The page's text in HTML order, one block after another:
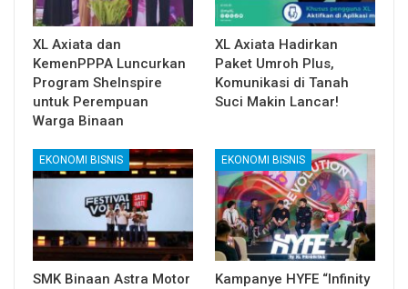
XL Axiata dan
KemenPPPA Luncurkan
Program SheInspire
untuk Perempuan
Warga Binaan
XL Axiata Hadirkan
Paket Umroh Plus,
Komunikasi di Tanah
Suci Makin Lancar!
EKONOMI BISNIS
SMK Binaan Astra Motor
EKONOMI BISNIS
Kampanye HYFE “Infinity